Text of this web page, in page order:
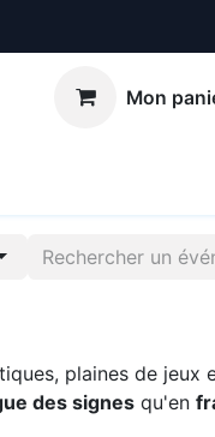
Mon
plaines de jeux
des signes qu'en